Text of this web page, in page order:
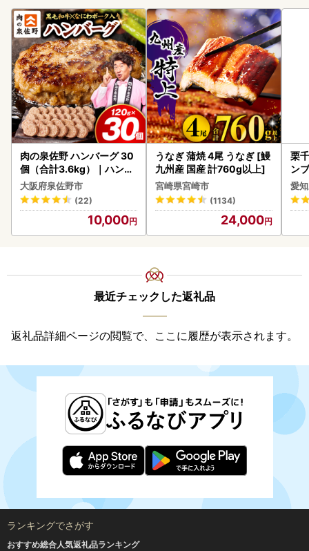
肉の泉佐野 ハンバーグ 30
個（合計3.6kg）｜ハンバ
ーグ 訳あり 黒毛和牛×なに
わポーク
大阪府泉佐野市
(22)
10,000
うなぎ 蒲焼 4尾 うなぎ [鰻
九州産 国産 計760g以上]
宮崎県宮崎市
(1134)
24,000
栗
ン
デ
愛
最近チェックした返礼品
返礼品詳細ページの閲覧で、ここに履歴が表示されます。
ランキングでさがす
おすすめ総合人気返礼品ランキング